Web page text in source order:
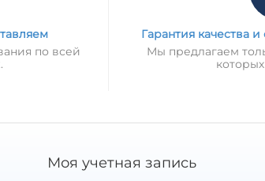
по всей
Гарантия качества
Мы предлагаем
Моя учетная запись